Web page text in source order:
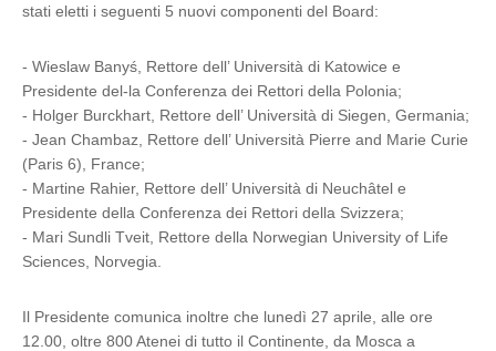
stati eletti i seguenti 5 nuovi componenti del Board:
- Wieslaw Banyś, Rettore dell’ Università di Katowice e
Presidente del-la Conferenza dei Rettori della Polonia;
- Holger Burckhart, Rettore dell’ Università di Siegen, Germania;
- Jean Chambaz, Rettore dell’ Università Pierre and Marie Curie
(Paris 6), France;
- Martine Rahier, Rettore dell’ Università di Neuchâtel e
Presidente della Conferenza dei Rettori della Svizzera;
- Mari Sundli Tveit, Rettore della Norwegian University of Life
Sciences, Norvegia.
Il Presidente comunica inoltre che lunedì 27 aprile, alle ore
12.00, oltre 800 Atenei di tutto il Continente, da Mosca a